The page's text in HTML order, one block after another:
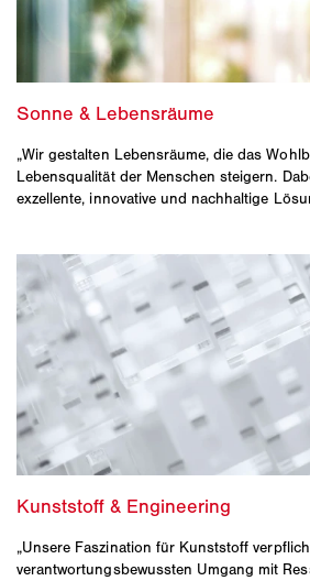
„Wir gestalten Lebensräume, die das
Lebensqualität der Menschen steigern.
exzellente, innovative und nachhaltige
„Unsere Faszination für Kunststoff
verantwortungsbewussten Umgang mit